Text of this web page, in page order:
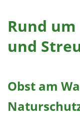
Rund
und
Obst am